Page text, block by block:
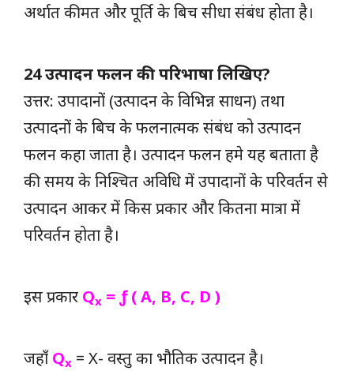
अर्थात कीमत और पूर्ति के बिच सीधा संबंध होता है।
24 उत्पादन फलन की परिभाषा लिखिए?
उत्तर: उपादानों (उत्पादन के विभिन्न साधन) तथा
उत्पादनों के बिच के फलनात्मक संबंध को उत्पादन
फलन कहा जाता है। उत्पादन फलन हमे यह बताता है
की समय के निश्चित अविधि में उपादानों के परिवर्तन से
उत्पादन आकर में किस प्रकार और कितना मात्रा में
परिवर्तन होता है।
इस प्रकार Qx = ƒ ( A, B, C, D )
जहाँ Qx = X- वस्तु का भौतिक उत्पादन है।